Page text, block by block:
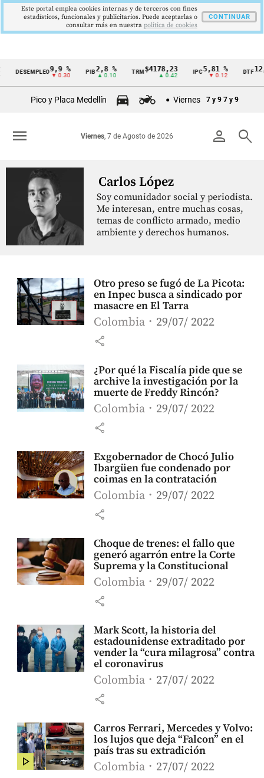
Cintillo
Colombia
DESEMPLEO9,9 %
▼ 0.30
PIB 2,8 %
▲ 0.10
TRM$4178,23
▲ 0.42
IPC5,81 %
▼ 0.12
DTF
Pico y Placa Medellín Viernes 7 y 9 7 y 9
person search
Viernes, 7 de Agosto de 2026
menu
Carlos López
Soy comunidador social y periodista.
Me interesan, entre muchas cosas,
temas de conflicto armado, medio
ambiente y derechos humanos.
Otro preso se fugó de La Picota:
en Inpec busca a sindicado por
masacre en El Tarra
Colombia 29/07/ 2022
share
¿Por qué la Fiscalía pide que se
archive la investigación por la
muerte de Freddy Rincón?
Colombia 29/07/ 2022
share
Exgobernador de Chocó Julio
Ibargüen fue condenado por
coimas en la contratación
Colombia 29/07/ 2022
share
Choque de trenes: el fallo que
generó agarrón entre la Corte
Suprema y la Constitucional
Colombia 29/07/ 2022
share
Mark Scott, la historia del
estadounidense extraditado por
vender la “cura milagrosa” contra
el coronavirus
Colombia 27/07/ 2022
share
Carros Ferrari, Mercedes y Volvo:
los lujos que deja “Falcon” en el
país tras su extradición
Colombia 27/07/ 2022
Este portal emplea cookies internas y de terceros con fines
estadísticos, funcionales y publicitarios. Puede aceptarlas o
consultar más en nuestra politica de cookies
CONTINUAR